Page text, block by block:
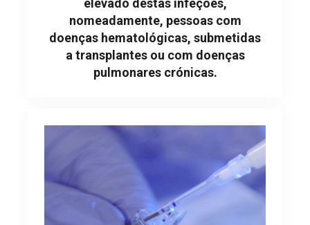
nomeadamente, pessoas com
doenças hematológicas, submetidas
a transplantes ou com doenças
pulmonares crónicas.